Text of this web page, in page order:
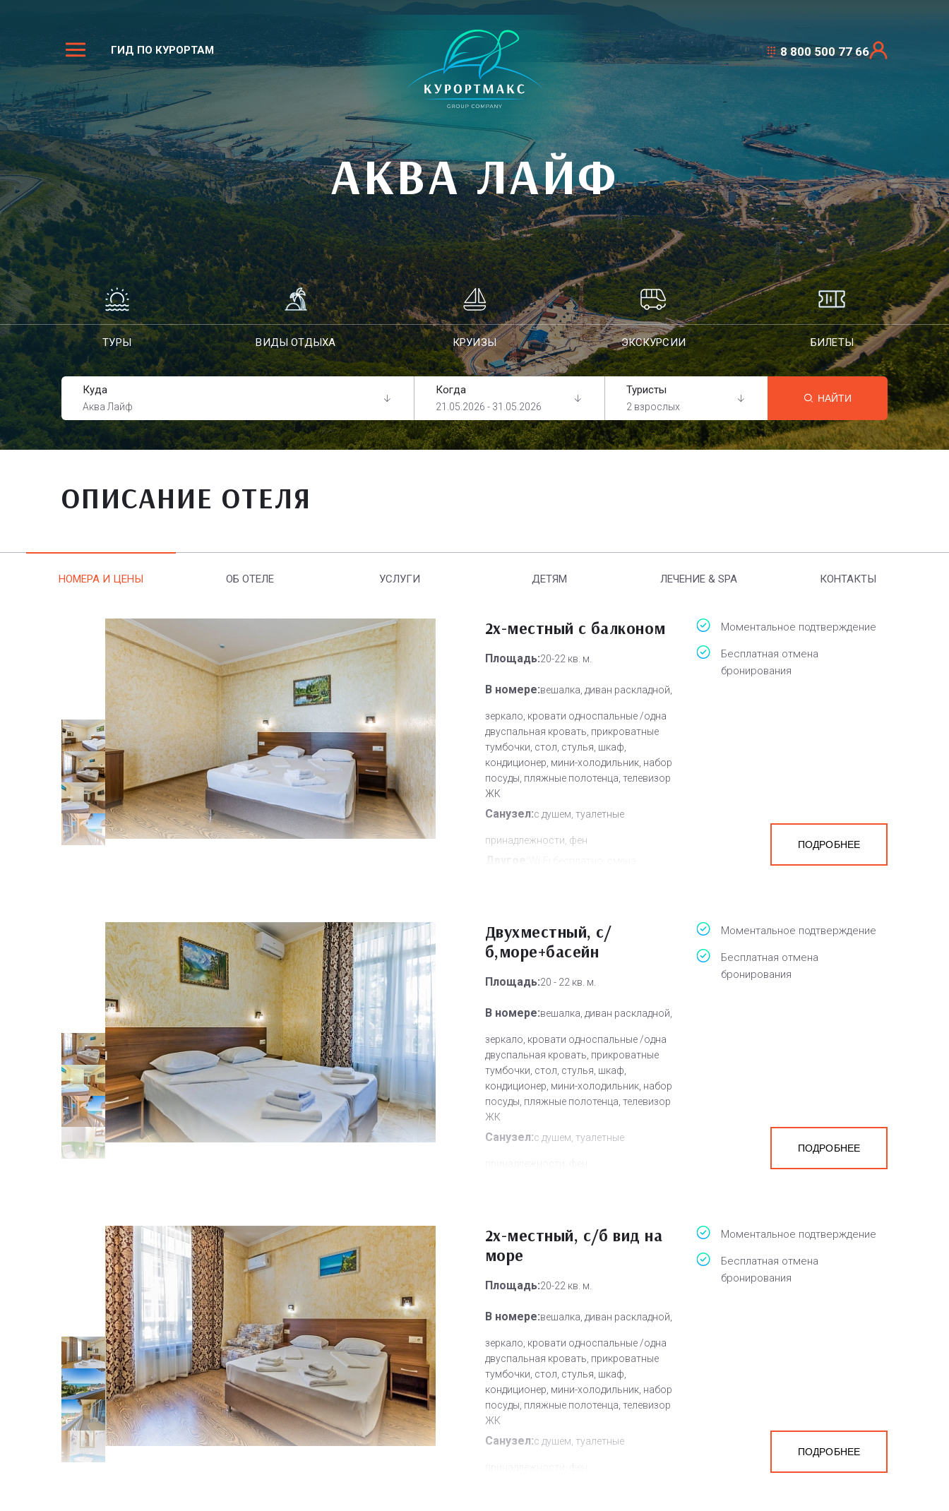
ГИД ПО КУРОРТАМ 8 800 500 77 66
АКВА ЛАЙФ
ТУРЫ ВИДЫ ОТДЫХА КРУИЗЫ ЭКСКУРСИИ БИЛЕТЫ
Куда
Аква Лайф
Когда
21.05.2026 - 31.05.2026
Туристы
2 взрослых
НАЙТИ
ОПИСАНИЕ ОТЕЛЯ
НОМЕРА И ЦЕНЫ ОБ ОТЕЛЕ УСЛУГИ ДЕТЯМ ЛЕЧЕНИЕ & SPA КОНТАКТЫ
2х-местный с балконом
Площадь:20-22 кв. м.
В номере:вешалка, диван раскладной,
зеркало, кровати односпальные /одна
двуспальная кровать, прикроватные
тумбочки, стол, стулья, шкаф,
кондиционер, мини-холодильник, набор
посуды, пляжные полотенца, телевизор
ЖК
Санузел:с душем, туалетные
принадлежности, фен
Дополнительное место:
Моментальное подтверждение
Бесплатная отмена
бронирования
ПОДРОБНЕЕ
Двухместный, с/
б,море+басейн
Площадь:20 - 22 кв. м.
В номере:вешалка, диван раскладной,
зеркало, кровати односпальные /одна
двуспальная кровать, прикроватные
тумбочки, стол, стулья, шкаф,
кондиционер, мини-холодильник, набор
посуды, пляжные полотенца, телевизор
ЖК
Санузел:с душем, туалетные
Дополнительное место:
Моментальное подтверждение
Бесплатная отмена
бронирования
ПОДРОБНЕЕ
2х-местный, с/б вид на
море
Площадь:20-22 кв. м.
В номере:вешалка, диван раскладной,
зеркало, кровати односпальные /одна
двуспальная кровать, прикроватные
тумбочки, стол, стулья, шкаф,
кондиционер, мини-холодильник, набор
посуды, пляжные полотенца, телевизор
ЖК
Санузел:с душем, туалетные
Моментальное подтверждение
Бесплатная отмена
бронирования
ПОДРОБНЕЕ